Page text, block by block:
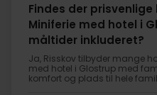
Findes der
Miniferie med hotel i
måltider inkluderet?
Ja, Risskov tilbyder mange
med hotel i Glostrup med
komfort og plads til hele